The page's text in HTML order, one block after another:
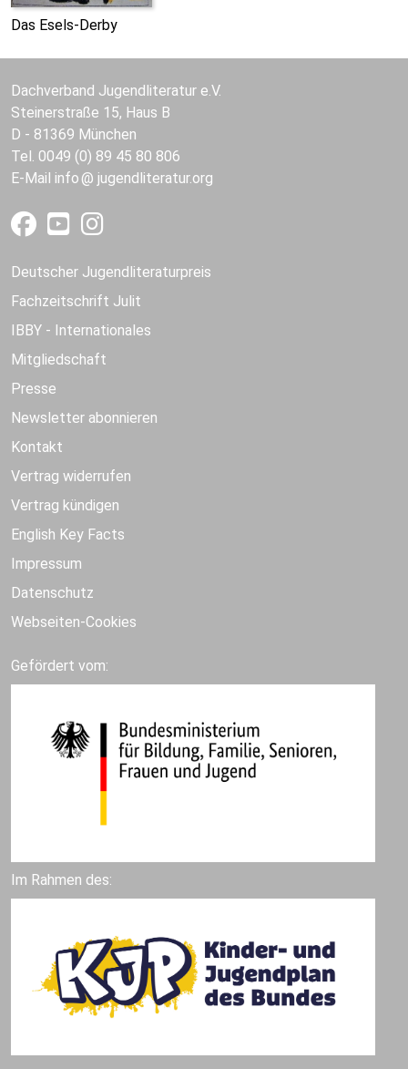
Das Esels-Derby
Dachverband Jugendliteratur e.V.
Steinerstraße 15, Haus B
D - 81369 München
Tel. 0049 (0) 89 45 80 806
E-Mail info jugendliteratur.org
Deutscher Jugendliteraturpreis
Fachzeitschrift Julit
IBBY - Internationales
Mitgliedschaft
Presse
Newsletter abonnieren
Kontakt
Vertrag widerrufen
Vertrag kündigen
English Key Facts
Impressum
Datenschutz
Webseiten-Cookies
Gefördert vom:
Im Rahmen des: